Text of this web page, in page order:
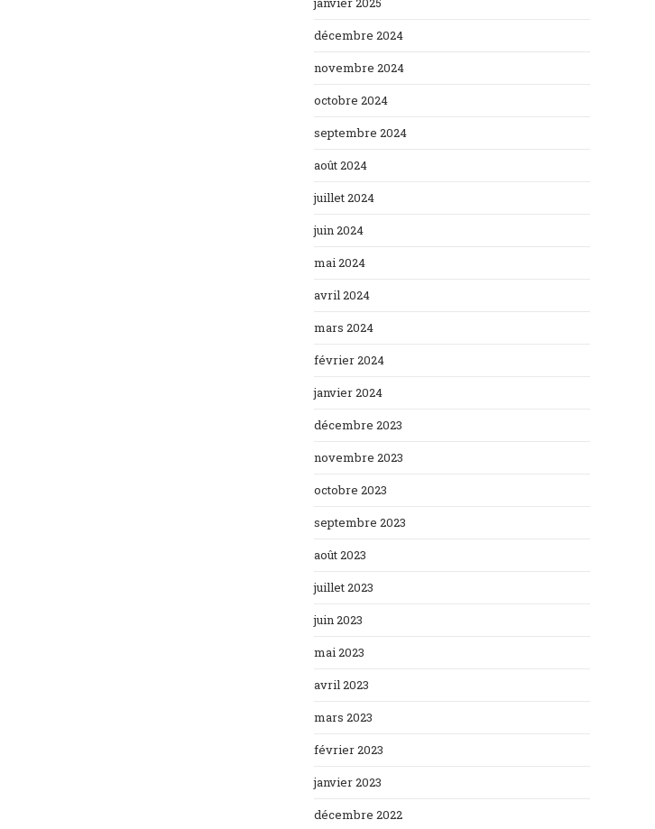
décembre 2024
novembre 2024
octobre 2024
septembre 2024
août 2024
juillet 2024
juin 2024
mai 2024
avril 2024
mars 2024
février 2024
janvier 2024
décembre 2023
novembre 2023
octobre 2023
septembre 2023
août 2023
juillet 2023
juin 2023
mai 2023
avril 2023
mars 2023
février 2023
janvier 2023
décembre 2022